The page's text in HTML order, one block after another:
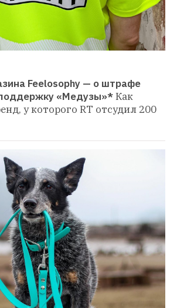
Feelosophy — о штрафе
поддержку «Медузы»*Как
у которого RT отсудил 200